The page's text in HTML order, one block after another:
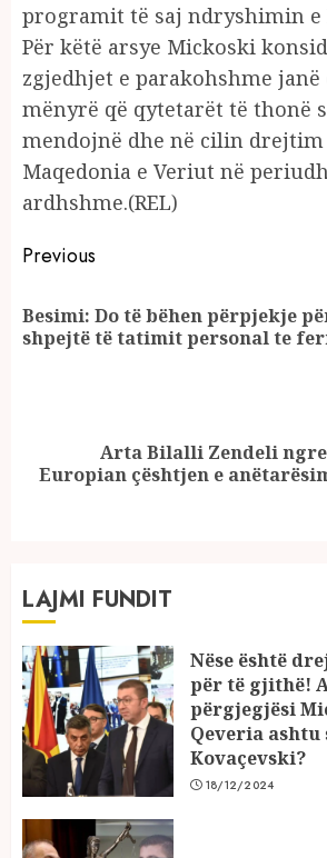
programit të saj ndryshimin e
Për këtë arsye Mickoski
zgjedhjet e parakohshme janë
mënyrë që qytetarët të thonë
mendojnë dhe në cilin
Maqedonia e Veriut në
ardhshme.(REL)
Continue
Reading
Previous
Besimi: Do të bëhen përpjekje
shpejtë të tatimit personal te
Next
Arta Bilalli Zendeli
Europian çështjen e
LAJMI FUNDIT
Nëse është
për të gjithë!
përgjegjësi
Qeveria
Kovaçevski?
18/12/2024